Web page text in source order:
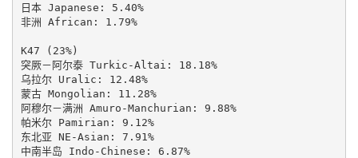
日本 Japanese: 5.40%
非洲 African: 1.79%
K47 (23%)
突厥－阿尔泰 Turkic-Altai: 18.18%
乌拉尔 Uralic: 12.48%
蒙古 Mongolian: 11.28%
阿穆尔－满洲 Amuro-Manchurian: 9.88%
帕米尔 Pamirian: 9.12%
东北亚 NE-Asian: 7.91%
中南半岛 Indo-Chinese: 6.87%